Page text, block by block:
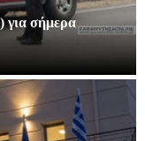
για σήμερα